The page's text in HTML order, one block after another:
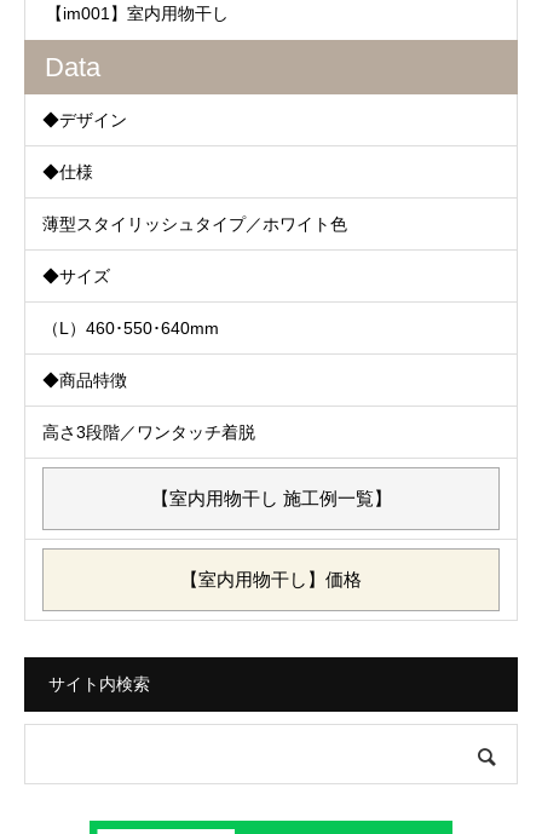
【im001】室内用物干し
Data
◆デザイン
◆仕様
薄型スタイリッシュタイプ／ホワイト色
◆サイズ
（L）460･550･640mm
◆商品特徴
高さ3段階／ワンタッチ着脱
【室内用物干し 施工例一覧】
【室内用物干し】価格
サイト内検索